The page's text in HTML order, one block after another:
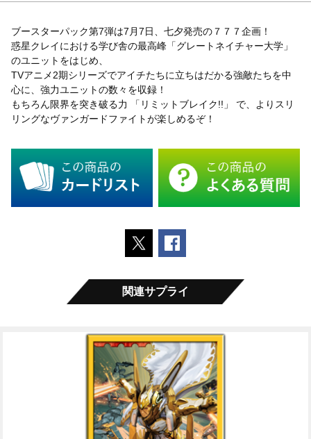
ブースターパック第7弾は7月7日、七夕発売の７７７企画！
惑星クレイにおける学び舎の最高峰「グレートネイチャー大学」
のユニットをはじめ、
TVアニメ2期シリーズでアイチたちに立ちはだかる強敵たちを中
心に、強力ユニットの数々を収録！
もちろん限界を突き破る力 「リミットブレイク!!」 で、よりスリ
リングなヴァンガードファイトが楽しめるぞ！
ポストする
関連サプライ